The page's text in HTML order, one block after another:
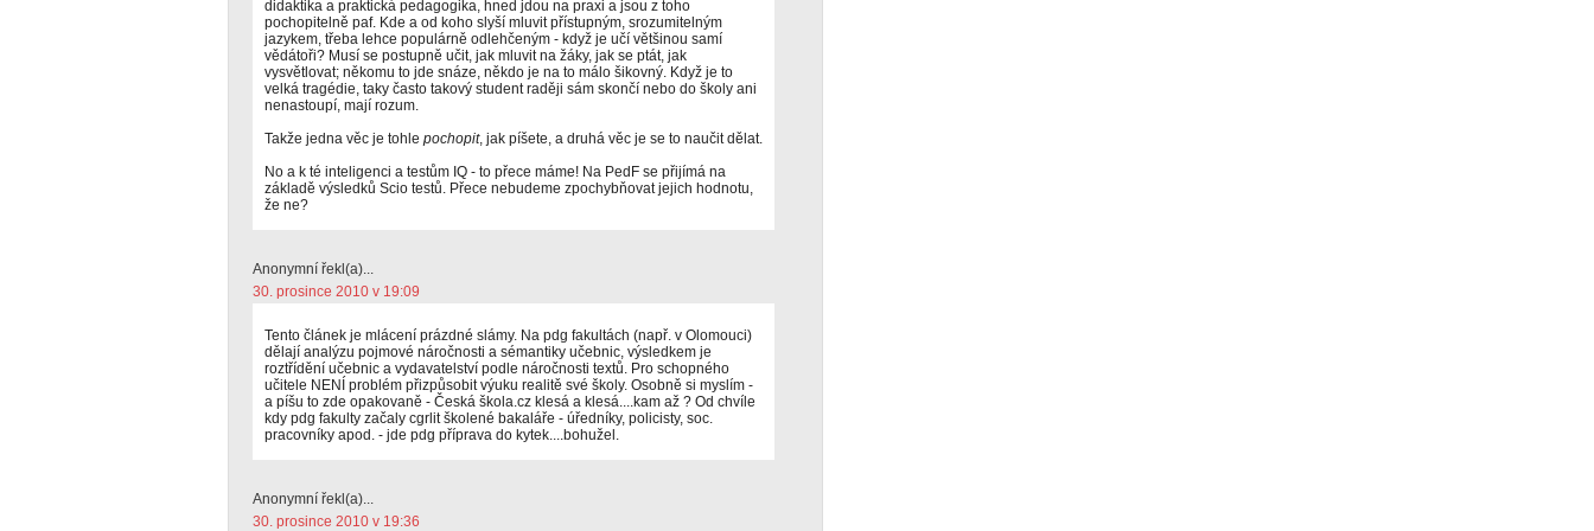
didaktika a praktická pedagogika, hned jdou na praxi a jsou z toho
pochopitelně paf. Kde a od koho slyší mluvit přístupným, srozumitelným
jazykem, třeba lehce populárně odlehčeným - když je učí většinou samí
vědátoři? Musí se postupně učit, jak mluvit na žáky, jak se ptát, jak
vysvětlovat; někomu to jde snáze, někdo je na to málo šikovný. Když je to
velká tragédie, taky často takový student raději sám skončí nebo do školy ani
nenastoupí, mají rozum.
Takže jedna věc je tohle pochopit, jak píšete, a druhá věc je se to naučit dělat.
No a k té inteligenci a testům IQ - to přece máme! Na PedF se přijímá na
základě výsledků Scio testů. Přece nebudeme zpochybňovat jejich hodnotu,
že ne?
Anonymní řekl(a)...
30. prosince 2010 v 19:09
Tento článek je mlácení prázdné slámy. Na pdg fakultách (např. v Olomouci)
dělají analýzu pojmové náročnosti a sémantiky učebnic, výsledkem je
roztřídění učebnic a vydavatelství podle náročnosti textů. Pro schopného
učitele NENÍ problém přizpůsobit výuku realitě své školy. Osobně si myslím -
a píšu to zde opakovaně - Česká škola.cz klesá a klesá....kam až ? Od chvíle
kdy pdg fakulty začaly cgrlit školené bakaláře - úředníky, policisty, soc.
pracovníky apod. - jde pdg příprava do kytek....bohužel.
Anonymní řekl(a)...
30. prosince 2010 v 19:36